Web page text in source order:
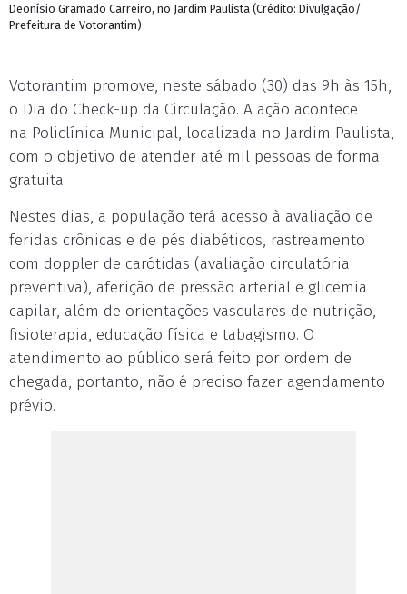
Deonísio Gramado Carreiro, no Jardim Paulista (Crédito: Divulgação/
Prefeitura de Votorantim)
Votorantim promove, neste sábado (30) das 9h às 15h,
o Dia do Check-up da Circulação. A ação acontece
na Policlínica Municipal, localizada no Jardim Paulista,
com o objetivo de atender até mil pessoas de forma
gratuita.
Nestes dias, a população terá acesso à avaliação de
feridas crônicas e de pés diabéticos, rastreamento
com doppler de carótidas (avaliação circulatória
preventiva), aferição de pressão arterial e glicemia
capilar, além de orientações vasculares de nutrição,
fisioterapia, educação física e tabagismo. O
atendimento ao público será feito por ordem de
chegada, portanto, não é preciso fazer agendamento
prévio.